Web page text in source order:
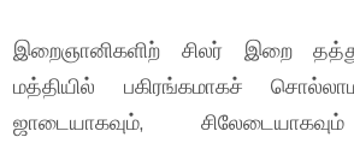
இறைஞானிகளிற் சிலர் இறை
மத்தியில் பகிரங்கமாகச்
ஜாடையாகவும்,